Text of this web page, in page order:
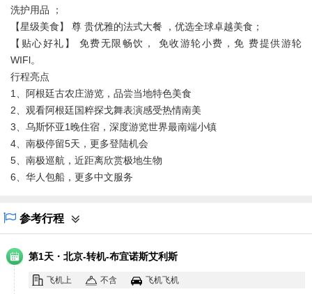
洗护用品 ；
【星级美食】 尊 贵优雅的法式大餐 ，优选全球卓越美食；
【贴心好礼】 免费无限畅饮， 免收游轮小费，免 费提供游轮
WIFl。
行程亮点
1、阿根廷古农庄游览，品尝当地特色美食
2、观看阿根廷国粹探戈舞表演感受热情南美
3、乌斯怀亚1晚住宿，深度游览世界最南端小镇
4、南极停留5天，更多登陆机会
5、南极巡航，近距离欣赏极地生物
6、华人包船，更多中文服务
参考行程
第1天 · 北京-转机-布宜诺斯艾利斯
飞机上 不含 飞机飞机